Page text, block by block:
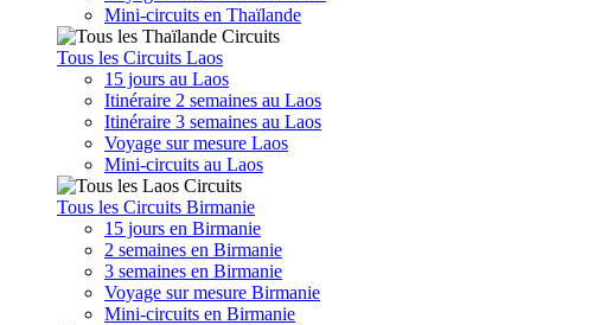
Mini-circuits en Thaïlande
Tous les Circuits Laos
15 jours au Laos
Itinéraire 2 semaines au Laos
Itinéraire 3 semaines au Laos
Voyage sur mesure Laos
Mini-circuits au Laos
Tous les Circuits Birmanie
15 jours en Birmanie
2 semaines en Birmanie
3 semaines en Birmanie
Voyage sur mesure Birmanie
Mini-circuits en Birmanie